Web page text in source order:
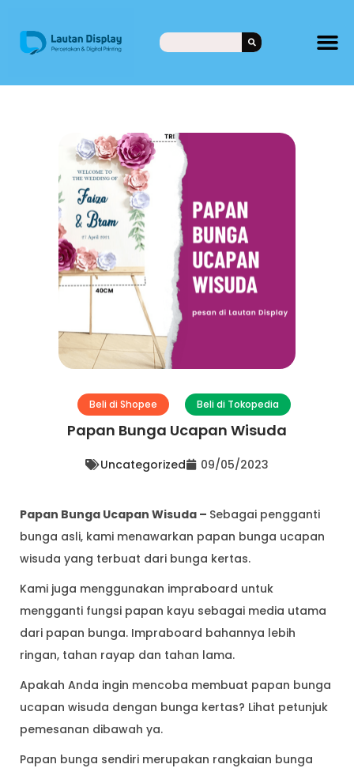
Beli di Shopee Beli di Tokopedia
Papan Bunga Ucapan Wisuda
Uncategorized 09/05/2023
Papan Bunga Ucapan Wisuda – Sebagai pengganti
bunga asli, kami menawarkan papan bunga ucapan
wisuda yang terbuat dari bunga kertas.
Kami juga menggunakan impraboard untuk
mengganti fungsi papan kayu sebagai media utama
dari papan bunga. Impraboard bahannya lebih
ringan, tahan rayap dan tahan lama.
Apakah Anda ingin mencoba membuat papan bunga
ucapan wisuda dengan bunga kertas? Lihat petunjuk
pemesanan dibawah ya.
Papan bunga sendiri merupakan rangkaian bunga